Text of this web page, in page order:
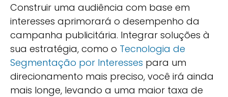
Construir uma audiência com base em
interesses aprimorará o desempenho da
campanha publicitária. Integrar soluções à
sua estratégia, como o Tecnologia de
Segmentação por Interesses para um
direcionamento mais preciso, você irá ainda
mais longe, levando a uma maior taxa de